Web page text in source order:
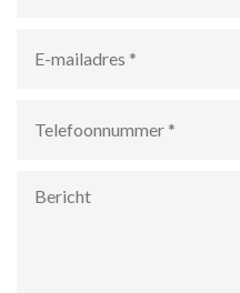
mailadres *